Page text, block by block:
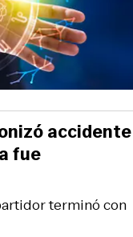
terminó con
accidente
fue